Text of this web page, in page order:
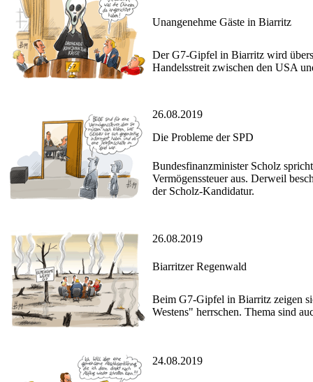
Unangenehme Gäste in Biarritz
Der G7-Gipfel in Biarritz wird
Handelsstreit zwischen den USA
26.08.2019
Die Probleme der SPD
Bundesfinanzminister Scholz
Vermögenssteuer aus. Derweil
der Scholz-Kandidatur.
26.08.2019
Biarritzer Regenwald
Beim G7-Gipfel in Biarritz zeigen
Westens" herrschen. Thema sind
24.08.2019